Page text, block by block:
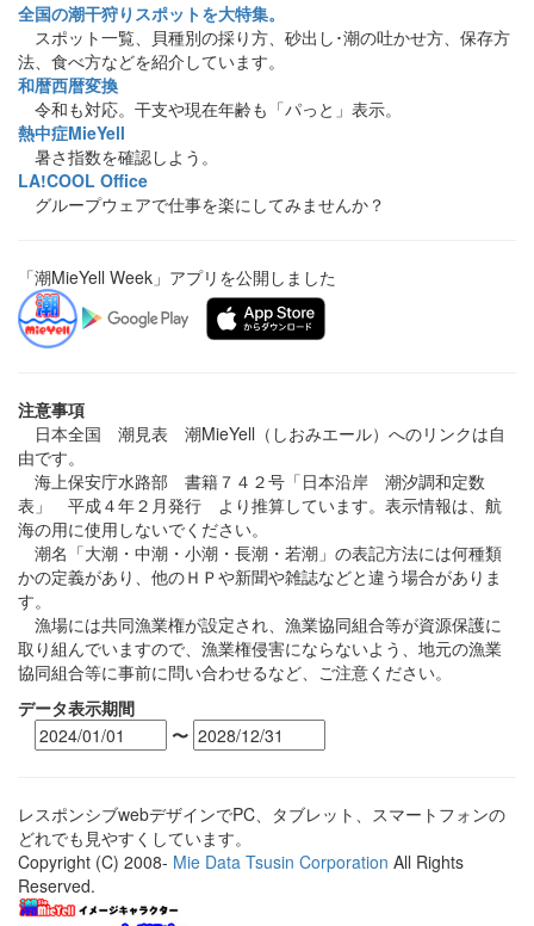
全国の潮干狩りスポットを大特集。
スポット一覧、貝種別の採り方、砂出し･潮の吐かせ方、保存方
法、食べ方などを紹介しています。
和暦西暦変換
令和も対応。干支や現在年齢も「パっと」表示。
熱中症MieYell
暑さ指数を確認しよう。
LA!COOL Office
グループウェアで仕事を楽にしてみませんか？
「潮MieYell Week」アプリを公開しました
注意事項
日本全国 潮見表 潮MieYell（しおみエール）へのリンクは自
由です。
海上保安庁水路部 書籍７４２号「日本沿岸 潮汐調和定数
表」 平成４年２月発行 より推算しています。表示情報は、航
海の用に使用しないでください。
潮名「大潮・中潮・小潮・長潮・若潮」の表記方法には何種類
かの定義があり、他のＨＰや新聞や雑誌などと違う場合がありま
す。
漁場には共同漁業権が設定され、漁業協同組合等が資源保護に
取り組んでいますので、漁業権侵害にならないよう、地元の漁業
協同組合等に事前に問い合わせるなど、ご注意ください。
データ表示期間
〜
レスポンシブwebデザインでPC、タブレット、スマートフォンの
どれでも見やすくしています。
Copyright (C) 2008- Mie Data Tsusin Corporation All Rights
Reserved.